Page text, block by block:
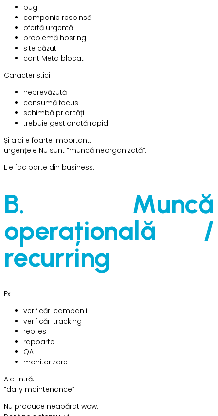
bug
campanie respinsă
ofertă urgentă
problemă hosting
site căzut
cont Meta blocat
Caracteristici:
neprevăzută
consumă focus
schimbă priorități
trebuie gestionată rapid
Și aici e foarte important:
urgențele NU sunt “muncă neorganizată”.
Ele fac parte din business.
B. Muncă
operațională /
recurring
Ex:
verificări campanii
verificări tracking
replies
rapoarte
QA
monitorizare
Aici intră:
“daily maintenance”.
Nu produce neapărat wow.